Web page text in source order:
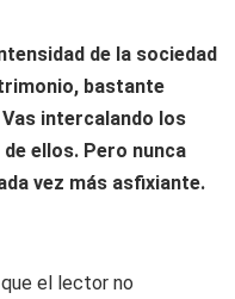
de la sociedad
bastante
intercalando los
ellos. Pero nunca
vez más asfixiante.
el lector no